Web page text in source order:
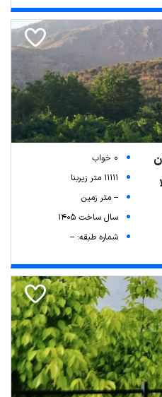
0 خواب
11111 متر زیربنا
-- متر زمین
سال ساخت 1405
شماره طبقه: --